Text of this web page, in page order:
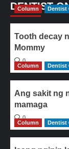
DENTIST
Column Dentist
Tooth decay
Mommy
0
Column
Dentist
Ang sakit ng
mamaga
0
Column
Dentist